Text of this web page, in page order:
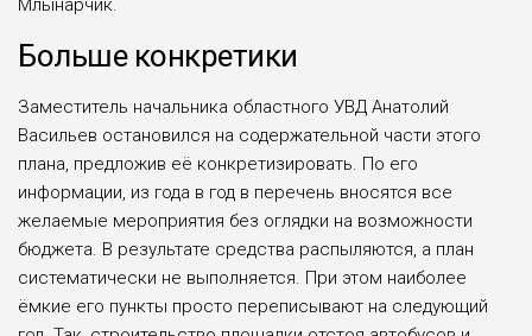
Млынарчик.
Больше конкретики
Заместитель начальника областного УВД Анатолий
Васильев остановился на содержательной части этого
плана, предложив её конкретизировать. По его
информации, из года в год в перечень вносятся все
желаемые мероприятия без оглядки на возможности
бюджета. В результате средства распыляются, а план
систематически не выполняется. При этом наиболее
ёмкие его пункты просто переписывают на следующий